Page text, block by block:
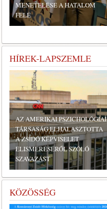
MENETELÉSE A HATALOM
FELÉ
HÍREK-LAPSZEMLE
AZ AMERIKAI PSZICHOLÓGIAI
TÁRSASÁG ELHALASZTOTTA
A ZSIDÓ KÉPVISELET
ELISMERÉSÉRŐL SZÓLÓ
SZAVAZÁST
KÖZÖSSÉG